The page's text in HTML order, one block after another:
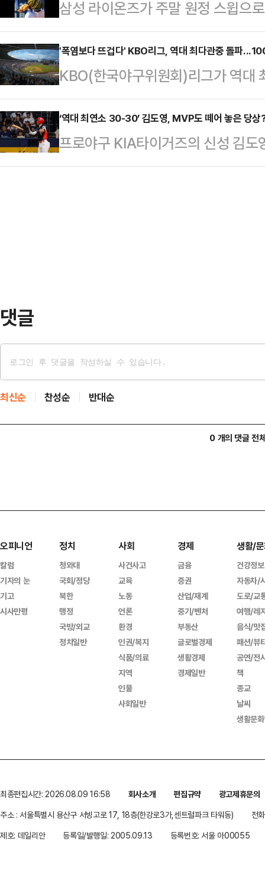
의 성적을 올리며 대한민국의 스포
종목 …
여자 단식 결승전에서 금메달을 획
드민턴협회의 선수 부상 관리, 선수
대회 출전 등에 대한 문제를 날카롭
대한 문제도 지적했다. 안세영은 개
다. 현재 협회는…
삼성 라이온즈가 주말 원정 스윕으
넣었다.삼성은 18일 창원 NC파크
리그' NC전에서 5-3 승리, 3연승
확한 삼성은 NC와의 올 시즌 상대
선발 ‘백쇼’ 백정현이 빛났다. 경
(190이닝) 16승5패 평균자책점
날도 강했다. 7이닝 6피안타 1볼
'폭염보다 뜨겁다' KBO리그, 역대 최다관중 돌파
KBO(한국야구위원회)리그가 역대
는 잠실야구장에서 펼쳐지는
전을 앞둔 오후 4시 47분경 2만
했다.나머지 4개 구장의 관중 집계
840만7887명을 기록, 2017년 역
‘역대 최연소 30-30’ 김도영, MVP도 떼어 놓은 당상
프로야구 KIA타이거즈의 신성 김
런-30도루에 가입하면서 시즌 최
댓글
최신순 찬성순 반대순
0 개의 댓글 전
오피니언
칼럼
기자의 눈
기고
시사만평
정치
청와대
국회/정당
북한
행정
국방/외교
정치일반
사회
사건사고
교육
노동
언론
환경
인권/복지
식품/의료
지역
인물
사회일반
경제
금융
증권
산업/재계
중기/벤처
부동산
글로벌경제
생활경제
경제일반
생활/
건강정보
자동차/
도로/교
여행/레
음식/맛
패션/뷰
공연/전
책
종교
날씨
생활문
최종편집시간: 2026.08.09 16:58 회사소개 편집규약
광고제휴문의
주소 : 서울특별시 용산구 서빙고로 17, 18층(한강로3가,센트럴파크 타워동)
전
제호: 데일리안
등록일/발행일: 2005.09.13 등록번호: 서울 아00055